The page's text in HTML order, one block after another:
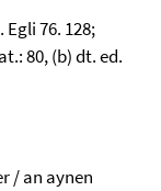
76. 128;
80, (b) dt. ed.
/ an aynen